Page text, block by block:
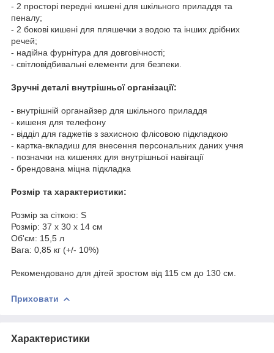
- 2 просторі передні кишені для шкільного приладдя та
пеналу;
- 2 бокові кишені для пляшечки з водою та інших дрібних
речей;
- надійна фурнітура для довговічності;
- світловідбивальні елементи для безпеки.
Зручні деталі внутрішньої організації:
- внутрішній органайзер для шкільного приладдя
- кишеня для телефону
- відділ для гаджетів з захисною флісовою підкладкою
- картка-вкладиш для внесення персональних даних учня
- позначки на кишенях для внутрішньої навігації
- брендована міцна підкладка
Розмір та характеристики:
Розмір за сіткою: S
Розмір: 37 х 30 х 14 см
Об'єм: 15,5 л
Вага: 0,85 кг (+/- 10%)
Рекомендовано для дітей зростом від 115 см до 130 см.
Приховати
Характеристики